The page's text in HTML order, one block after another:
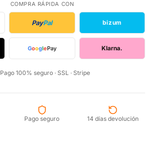
COMPRA RÁPIDA CON
PayPal bizum
GooglePay Klarna.
Pago 100% seguro · SSL · Stripe
Pago seguro 14 días devolución